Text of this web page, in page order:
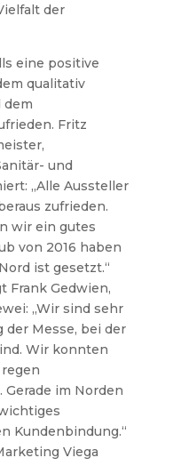
der
eine positive
qualitativ
dem
Fritz
und
„Alle Aussteller
zufrieden.
wir ein gutes
von 2016 haben
ist gesetzt.“
Frank Gedwien,
„Wir sind sehr
Messe, bei der
Wir konnten
im Norden
Kundenbindung.“
Viega